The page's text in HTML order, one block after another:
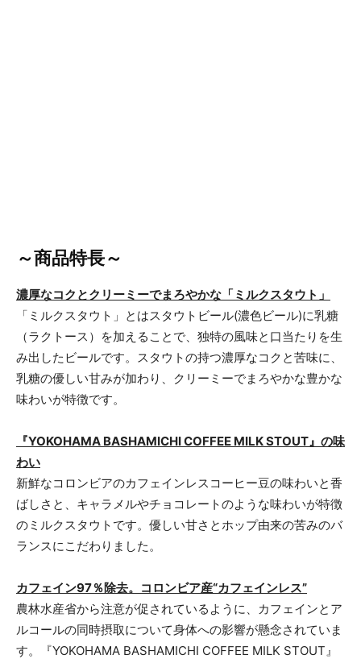
～商品特長～
濃厚なコクとクリーミーでまろやかな「ミルクスタウト」
「ミルクスタウト」とはスタウトビール(濃色ビール)に乳糖
（ラクトース）を加えることで、独特の風味と口当たりを生
み出したビールです。スタウトの持つ濃厚なコクと苦味に、
乳糖の優しい甘みが加わり、クリーミーでまろやかな豊かな
味わいが特徴です。
『YOKOHAMA BASHAMICHI COFFEE MILK STOUT』の味
わい
新鮮なコロンビアのカフェインレスコーヒー豆の味わいと香
ばしさと、キャラメルやチョコレートのような味わいが特徴
のミルクスタウトです。優しい甘さとホップ由来の苦みのバ
ランスにこだわりました。
カフェイン97％除去。コロンビア産“カフェインレス”
農林水産省から注意が促されているように、カフェインとア
ルコールの同時摂取について身体への影響が懸念されていま
す。『YOKOHAMA BASHAMICHI COFFEE MILK STOUT』